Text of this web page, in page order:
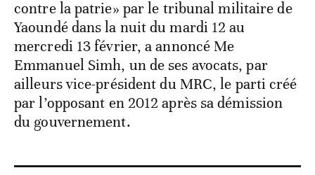
contre la patrie» par le tribunal militaire de
Yaoundé dans la nuit du mardi 12 au
mercredi 13 février, a annoncé Me
Emmanuel Simh, un de ses avocats, par
ailleurs vice-président du MRC, le parti créé
par l’opposant en 2012 après sa démission
du gouvernement.